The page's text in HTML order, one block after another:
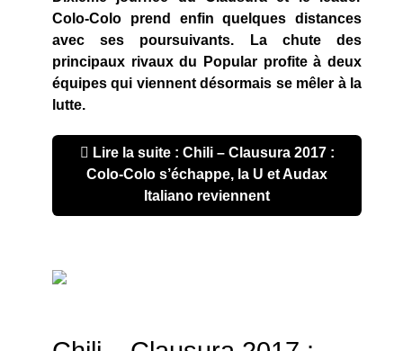
Colo-Colo prend enfin quelques distances
avec ses poursuivants. La chute des
principaux rivaux du Popular profite à deux
équipes qui viennent désormais se mêler à la
lutte.
Lire la suite : Chili – Clausura 2017 :
Colo-Colo s’échappe, la U et Audax
Italiano reviennent